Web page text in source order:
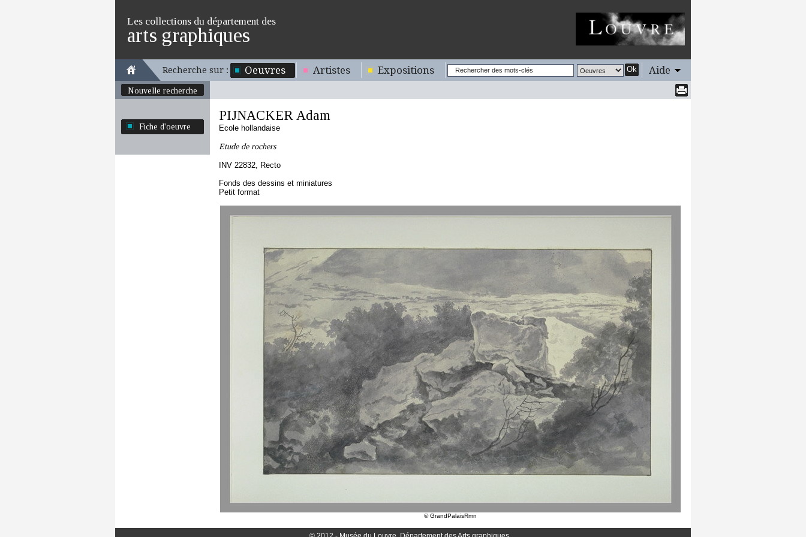
Les collections du département des
arts graphiques
Recherche sur : Oeuvres Artistes Expositions Ok Aide
Nouvelle recherche
Fiche d'oeuvre
PIJNACKER Adam
Ecole hollandaise
Etude de rochers
INV 22832, Recto
Fonds des dessins et miniatures
Petit format
© GrandPalaisRmn